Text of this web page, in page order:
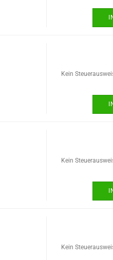
Kein
Kein
Kein